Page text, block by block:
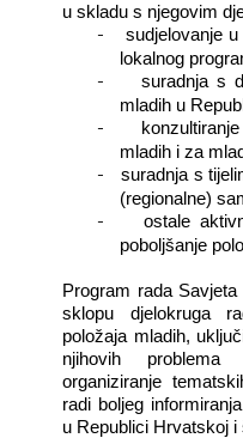
u skladu s njegovim
-
sudjelovanje
lokalnog
-
suradnja s
mladih u
-
mladih i za
-
suradnja s
(regionalne)
-
ostale
poboljšanje
Program rada
sklopu djelokruga
položaja mladih,
njihovih
organiziranje
radi boljeg
u Republici Hrvatskoj i